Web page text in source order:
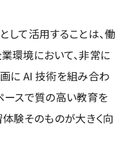
して活用することは、働
環境において、非常に
画に AI 技術を組み合わ
ースで質の高い教育を
験そのものが大きく向